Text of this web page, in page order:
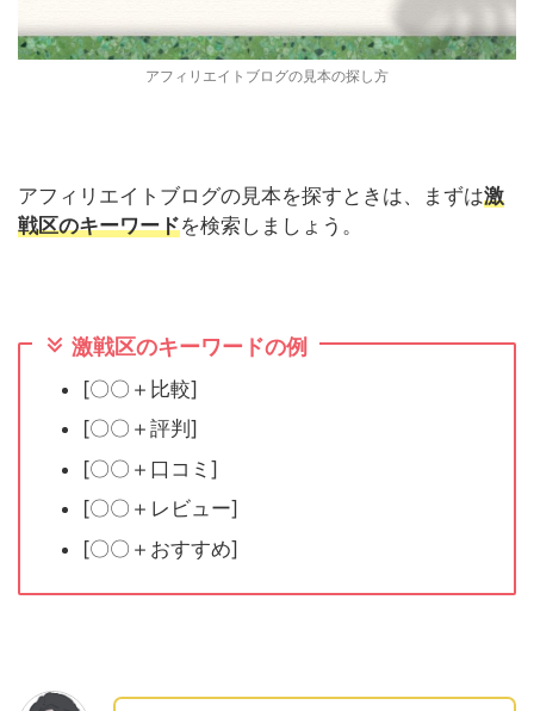
アフィリエイトブログの見本の探し方
アフィリエイトブログの見本を探すときは、まずは激
戦区のキーワードを検索しましょう。
激戦区のキーワードの例
[〇〇＋比較]
[〇〇＋評判]
[〇〇＋口コミ]
[〇〇＋レビュー]
[〇〇＋おすすめ]